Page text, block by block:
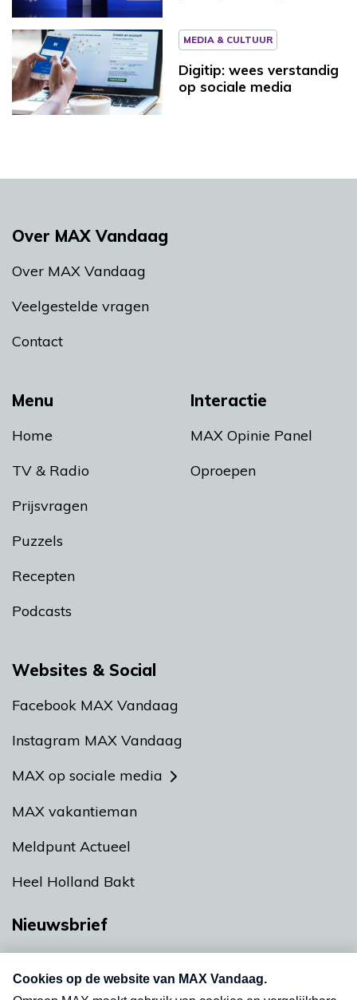
MEDIA & CULTUUR
Digitip: wees verstandig
op sociale media
Menu
Home
TV & Radio
Prijsvragen
Puzzels
Recepten
Podcasts
Interactie
MAX Opinie Panel
Oproepen
Over MAX Vandaag
Over MAX Vandaag
Veelgestelde vragen
Contact
Websites & Social
Facebook MAX Vandaag
Instagram MAX Vandaag
MAX op sociale media
MAX vakantieman
Meldpunt Actueel
Heel Holland Bakt
Nieuwsbrief
nieuwsbrief. Elke vrijdag- en dinsdagochtend in